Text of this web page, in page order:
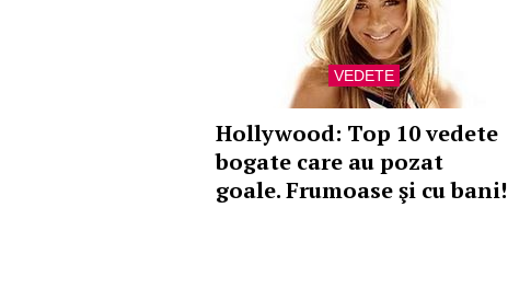
VEDETE
Hollywood: Top 10 vedete
bogate care au pozat
goale. Frumoase şi cu bani!